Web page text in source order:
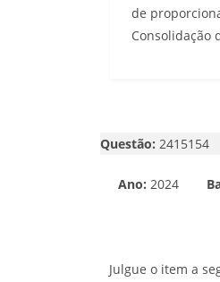
de
Consolidação
Questão: 2415154
Ano: 2024
Julgue o item a